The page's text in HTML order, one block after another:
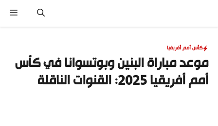
المحتوى
كأس أمم أفريقيا
موعد مباراة البنين وبوتسوانا في كأس
أمم أفريقيا 2025: القنوات الناقلة